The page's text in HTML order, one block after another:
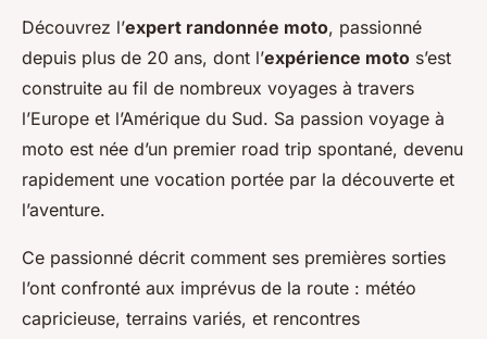
Découvrez l’expert randonnée moto, passionné
depuis plus de 20 ans, dont l’expérience moto s’est
construite au fil de nombreux voyages à travers
l’Europe et l’Amérique du Sud. Sa passion voyage à
moto est née d’un premier road trip spontané, devenu
rapidement une vocation portée par la découverte et
l’aventure.
Ce passionné décrit comment ses premières sorties
l’ont confronté aux imprévus de la route : météo
capricieuse, terrains variés, et rencontres